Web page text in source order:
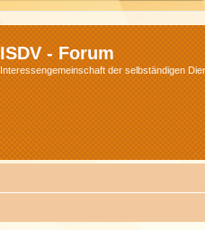
ISDV - Forum
Interessengemeinschaft der selbständigen